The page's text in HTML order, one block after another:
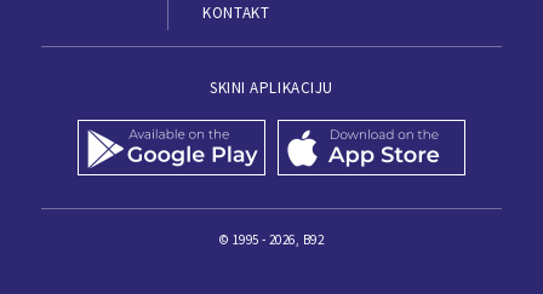
KONTAKT
SKINI APLIKACIJU
© 1995 - 2026, B92